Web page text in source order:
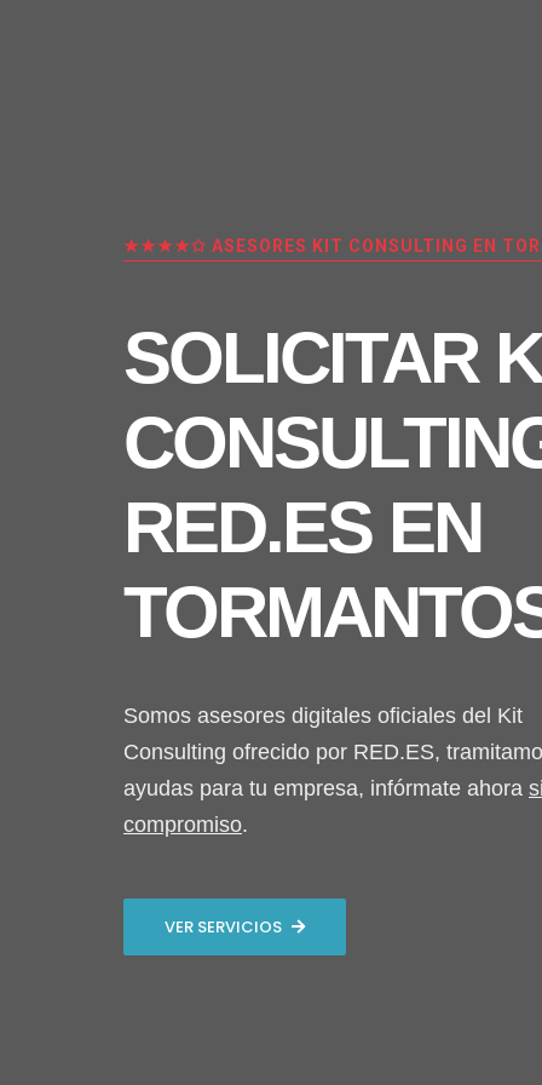
★★★★✩ ASESORES KIT CONSULTING EN
SOLICITAR
RED.ES EN
Somos asesores digitales oficiales del Kit
Consulting ofrecido por RED.ES,
ayudas para tu empresa, infórmate ahora
compromiso.
VER SERVICIOS